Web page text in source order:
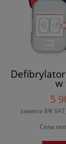
Defibrylator
w
5
zawiera 8%
Cena